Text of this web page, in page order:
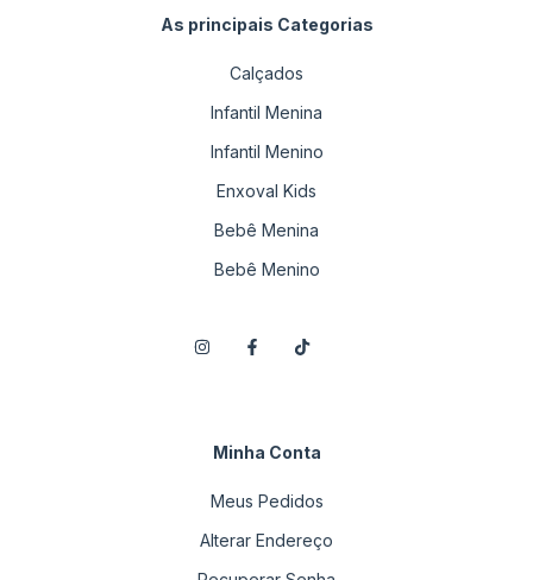
As principais Categorias
Calçados
Infantil Menina
Infantil Menino
Enxoval Kids
Bebê Menina
Bebê Menino
Minha Conta
Meus Pedidos
Alterar Endereço